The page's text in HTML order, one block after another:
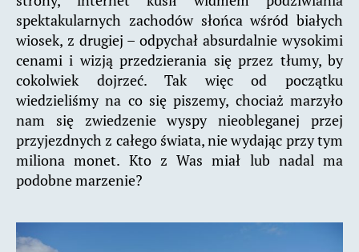
spektakularnych zachodów słońca wśród białych
wiosek, z drugiej – odpychał absurdalnie wysokimi
cenami i wizją przedzierania się przez tłumy, by
cokolwiek dojrzeć. Tak więc od początku
wiedzieliśmy na co się piszemy, chociaż marzyło
nam się zwiedzenie wyspy nieobleganej przej
przyjezdnych z całego świata, nie wydając przy tym
miliona monet. Kto z Was miał lub nadal ma
podobne marzenie?